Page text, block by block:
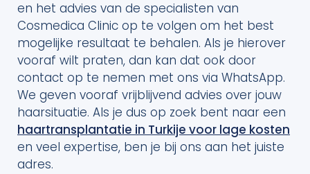
en het advies van de specialisten van
Cosmedica Clinic op te volgen om het best
mogelijke resultaat te behalen. Als je hierover
vooraf wilt praten, dan kan dat ook door
contact op te nemen met ons via WhatsApp.
We geven vooraf vrijblijvend advies over jouw
haarsituatie. Als je dus op zoek bent naar een
haartransplantatie in Turkije voor lage kosten
en veel expertise, ben je bij ons aan het juiste
adres.